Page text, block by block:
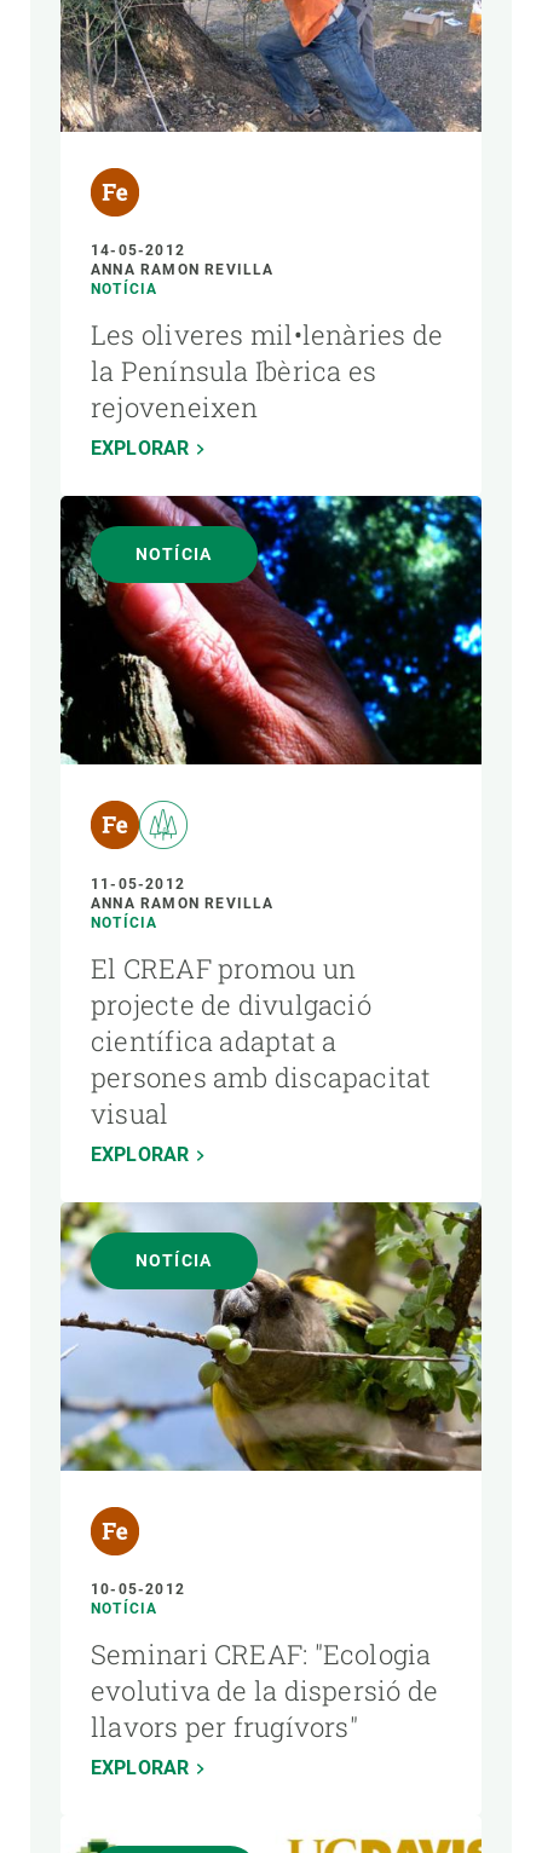
14-05-2012
ANNA RAMON REVILLA
NOTÍCIA
Les oliveres mil•lenàries de
la Península Ibèrica es
rejoveneixen
EXPLORAR
NOTÍCIA
11-05-2012
ANNA RAMON REVILLA
NOTÍCIA
El CREAF promou un
projecte de divulgació
científica adaptat a
persones amb discapacitat
visual
EXPLORAR
NOTÍCIA
10-05-2012
NOTÍCIA
Seminari CREAF: "Ecologia
evolutiva de la dispersió de
llavors per frugívors"
EXPLORAR